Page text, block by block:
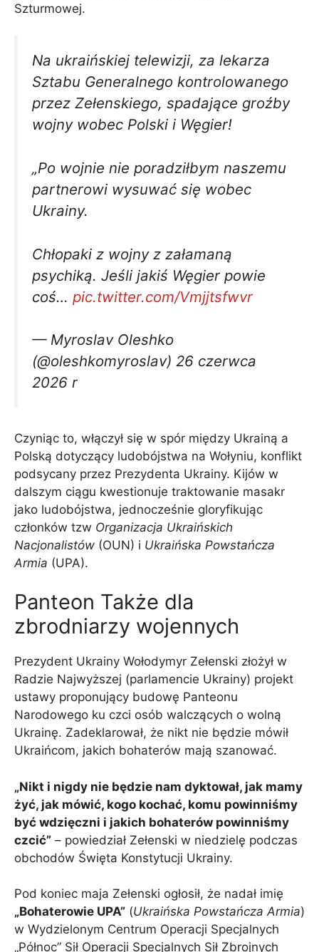
Szturmowej.
Na ukraińskiej telewizji, za lekarza
Sztabu Generalnego kontrolowanego
przez Zełenskiego, spadające groźby
wojny wobec Polski i Węgier!
„Po wojnie nie poradziłbym naszemu
partnerowi wysuwać się wobec
Ukrainy.
Chłopaki z wojny z załamaną
psychiką. Jeśli jakiś Węgier powie
coś… pic.twitter.com/Vmjjtsfwvr
— Myroslav Oleshko
(@oleshkomyroslav) 26 czerwca
2026 r
Czyniąc to, włączył się w spór między Ukrainą a
Polską dotyczący ludobójstwa na Wołyniu, konflikt
podsycany przez Prezydenta Ukrainy. Kijów w
dalszym ciągu kwestionuje traktowanie masakr
jako ludobójstwa, jednocześnie gloryfikując
członków tzw Organizacja Ukraińskich
Nacjonalistów (OUN) i Ukraińska Powstańcza
Armia (UPA).
Panteon Także dla
zbrodniarzy wojennych
Prezydent Ukrainy Wołodymyr Zełenski złożył w
Radzie Najwyższej (parlamencie Ukrainy) projekt
ustawy proponujący budowę Panteonu
Narodowego ku czci osób walczących o wolną
Ukrainę. Zadeklarował, że nikt nie będzie mówił
Ukraińcom, jakich bohaterów mają szanować.
„Nikt i nigdy nie będzie nam dyktował, jak mamy
żyć, jak mówić, kogo kochać, komu powinniśmy
być wdzięczni i jakich bohaterów powinniśmy
czcić” – powiedział Zełenski w niedzielę podczas
obchodów Święta Konstytucji Ukrainy.
Pod koniec maja Zełenski ogłosił, że nadał imię
„Bohaterowie UPA” (Ukraińska Powstańcza Armia)
w Wydzielonym Centrum Operacji Specjalnych
„Północ” Sił Operacji Specjalnych Sił Zbrojnych